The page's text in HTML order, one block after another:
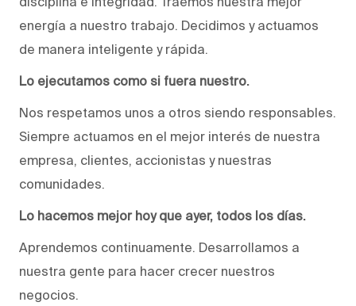
energía a nuestro trabajo. Decidimos y actuamos
de manera inteligente y rápida.
Lo ejecutamos como si fuera nuestro.
Nos respetamos unos a otros siendo responsables.
Siempre actuamos en el mejor interés de nuestra
empresa, clientes, accionistas y nuestras
comunidades.
Lo hacemos mejor hoy que ayer, todos los días.
Aprendemos continuamente. Desarrollamos a
nuestra gente para hacer crecer nuestros
negocios.